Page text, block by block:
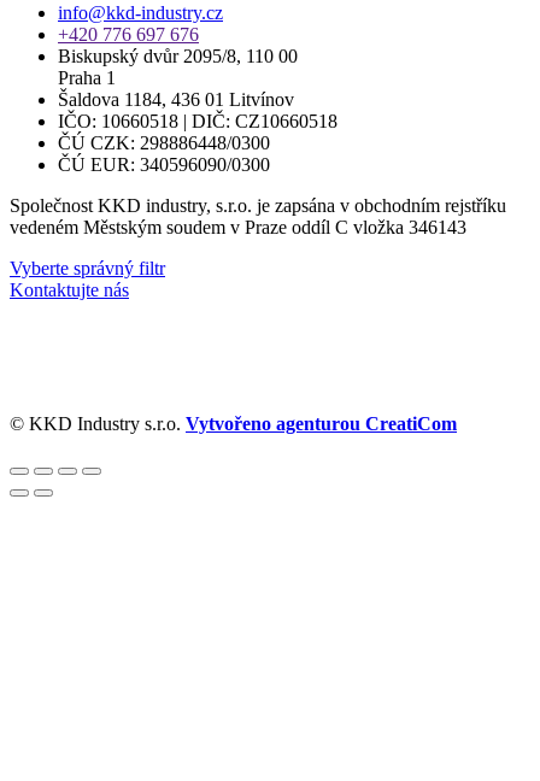
info@kkd-industry.cz
+420 776 697 676
Biskupský dvůr 2095/8, 110 00
Praha 1
Šaldova 1184, 436 01 Litvínov
IČO: 10660518 | DIČ: CZ10660518
ČÚ CZK: 298886448/0300
ČÚ EUR: 340596090/0300
Společnost KKD industry, s.r.o. je zapsána v obchodním rejstříku
vedeném Městským soudem v Praze oddíl C vložka 346143
Vyberte správný filtr
Kontaktujte nás
© KKD Industry s.r.o. Vytvořeno agenturou CreatiCom